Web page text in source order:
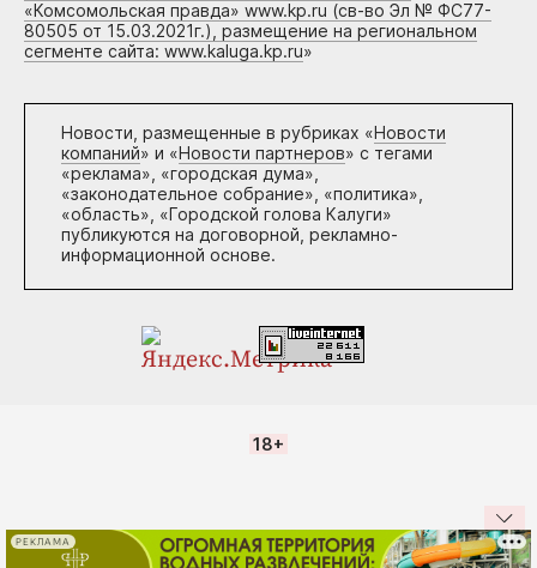
«Комсомольская правда» www.kp.ru (св-во Эл № ФС77-
80505 от 15.03.2021г.), размещение на региональном
сегменте сайта: www.kaluga.kp.ru»
Новости, размещенные в рубриках «Новости
компаний» и «Новости партнеров» с тегами
«реклама», «городская дума»,
«законодательное собрание», «политика»,
«область», «Городской голова Калуги»
публикуются на договорной, рекламно-
информационной основе.
18+
РЕКЛАМА